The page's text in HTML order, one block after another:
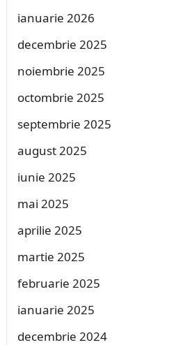
ianuarie 2026
decembrie 2025
noiembrie 2025
octombrie 2025
septembrie 2025
august 2025
iunie 2025
mai 2025
aprilie 2025
martie 2025
februarie 2025
ianuarie 2025
decembrie 2024